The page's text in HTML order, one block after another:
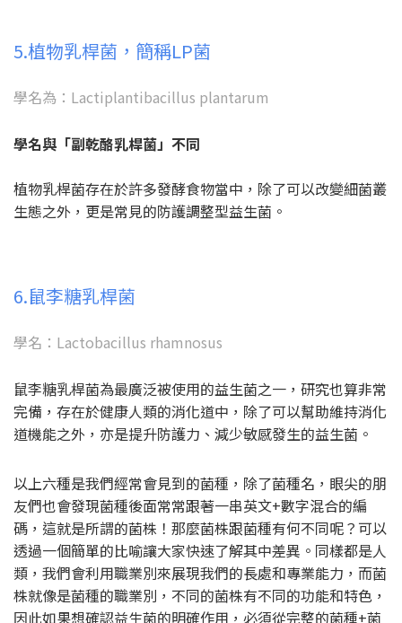
5.植物乳桿菌，簡稱LP菌
學名為：Lactiplantibacillus plantarum
學名與「副乾酪乳桿菌」不同
植物乳桿菌存在於許多發酵食物當中，除了可以改變細菌叢
生態之外，更是常見的防護調整型益生菌。
6.鼠李糖乳桿菌
學名：Lactobacillus rhamnosus
鼠李糖乳桿菌為最廣泛被使用的益生菌之一，研究也算非常
完備，存在於健康人類的消化道中，除了可以幫助維持消化
道機能之外，亦是提升防護力、減少敏感發生的益生菌。
以上六種是我們經常會見到的菌種，除了菌種名，眼尖的朋
友們也會發現菌種後面常常跟著一串英文+數字混合的編
碼，這就是所謂的菌株！那麼菌株跟菌種有何不同呢？可以
透過一個簡單的比喻讓大家快速了解其中差異。同樣都是人
類，我們會利用職業別來展現我們的長處和專業能力，而菌
株就像是菌種的職業別，不同的菌株有不同的功能和特色，
因此如果想確認益生菌的明確作用，必須從完整的菌種+菌